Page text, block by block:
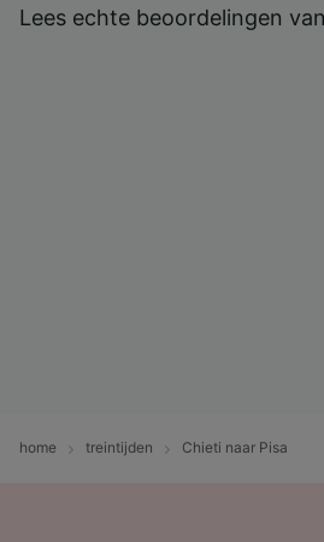
Lees echte beoordelingen
home treintijden Chieti naar Pisa